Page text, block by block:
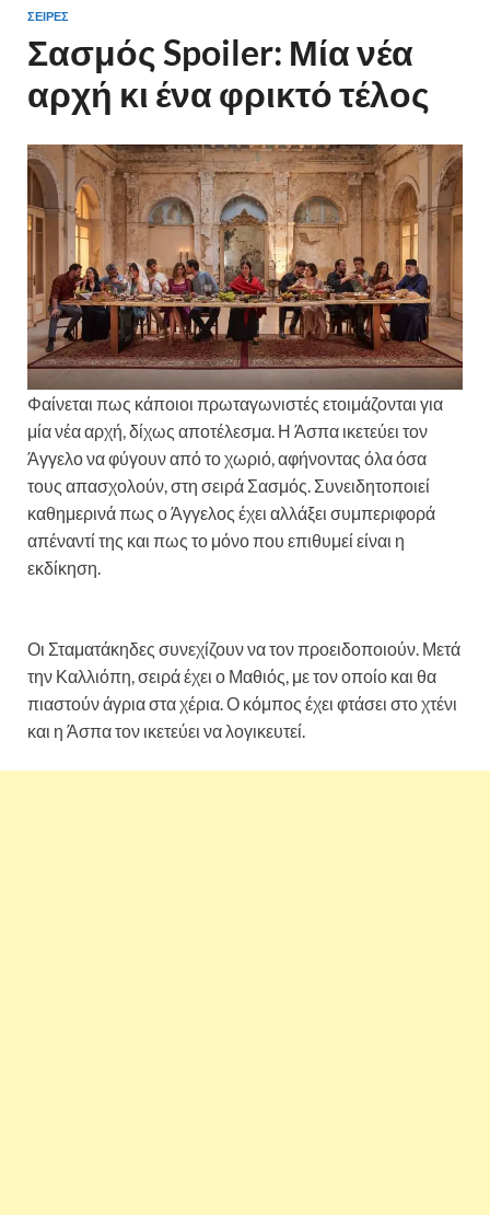
ΣΕΙΡΈΣ
Σασμός Spoiler: Μία νέα
αρχή κι ένα φρικτό τέλος
Φαίνεται πως κάποιοι πρωταγωνιστές ετοιμάζονται για
μία νέα αρχή, δίχως αποτέλεσμα. Η Άσπα ικετεύει τον
Άγγελο να φύγουν από το χωριό, αφήνοντας όλα όσα
τους απασχολούν, στη σειρά Σασμός. Συνειδητοποιεί
καθημερινά πως ο Άγγελος έχει αλλάξει συμπεριφορά
απέναντί της και πως το μόνο που επιθυμεί είναι η
εκδίκηση.
Οι Σταματάκηδες συνεχίζουν να τον προειδοποιούν. Μετά
την Καλλιόπη, σειρά έχει ο Μαθιός, με τον οποίο και θα
πιαστούν άγρια στα χέρια. Ο κόμπος έχει φτάσει στο χτένι
και η Άσπα τον ικετεύει να λογικευτεί.